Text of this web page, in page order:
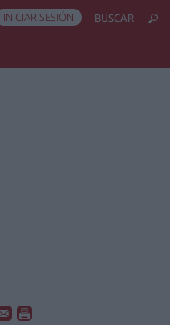
INICIAR SESIÓN BUSCAR